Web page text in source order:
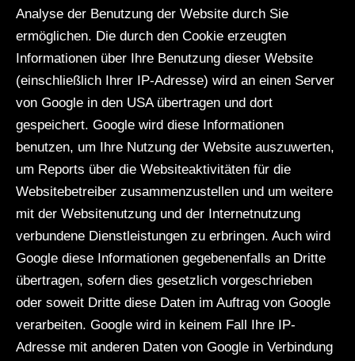
Analyse der Benutzung der Website durch Sie
ermöglichen. Die durch den Cookie erzeugten
Informationen über Ihre Benutzung dieser Website
(einschließlich Ihrer IP-Adresse) wird an einen Server
von Google in den USA übertragen und dort
gespeichert. Google wird diese Informationen
benutzen, um Ihre Nutzung der Website auszuwerten,
um Reports über die Websiteaktivitäten für die
Websitebetreiber zusammenzustellen und um weitere
mit der Websitenutzung und der Internetnutzung
verbundene Dienstleistungen zu erbringen. Auch wird
Google diese Informationen gegebenenfalls an Dritte
übertragen, sofern dies gesetzlich vorgeschrieben
oder soweit Dritte diese Daten im Auftrag von Google
verarbeiten. Google wird in keinem Fall Ihre IP-
Adresse mit anderen Daten von Google in Verbindung